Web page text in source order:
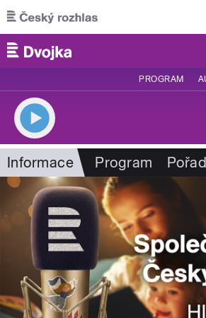
Přejít k hlavnímu obsahu
PROGRAM
Informace Program